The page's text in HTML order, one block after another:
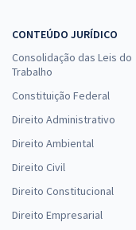
CONTEÚDO JURÍDICO
Consolidação das Leis do
Trabalho
Constituição Federal
Direito Administrativo
Direito Ambiental
Direito Civil
Direito Constitucional
Direito Empresarial